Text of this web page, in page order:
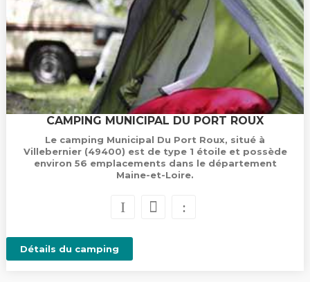
CAMPING MUNICIPAL DU PORT ROUX
Le camping Municipal Du Port Roux, situé à
Villebernier (49400) est de type 1 étoile et possède
environ 56 emplacements dans le département
Maine-et-Loire.
Détails du camping